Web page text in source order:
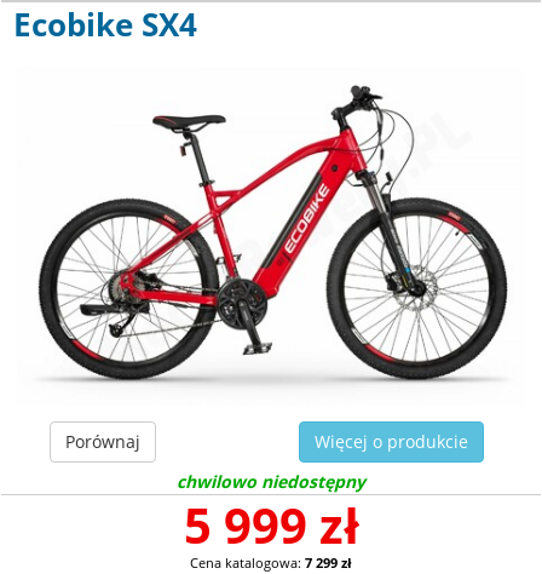
Ecobike SX4
Porównaj
Więcej o produkcie
chwilowo niedostępny
5 999 zł
Cena katalogowa: 7 299 zł